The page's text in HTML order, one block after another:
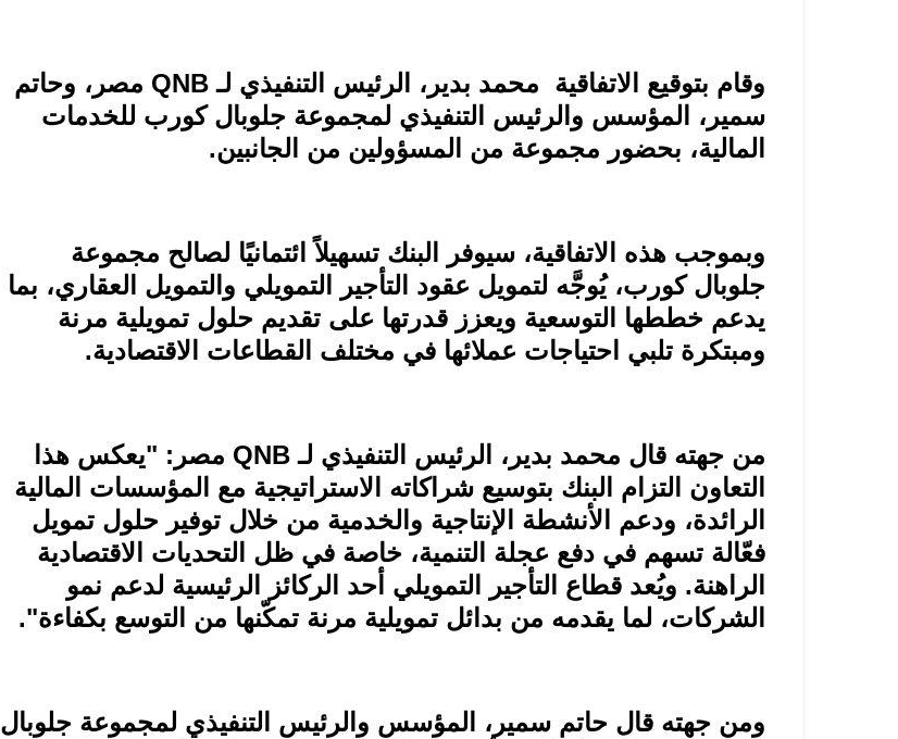
وقام بتوقيع الاتفاقية محمد بدير، الرئيس التنفيذي لـQNB مصر، وحاتم
سمير، المؤسس والرئيس التنفيذي لمجموعة جلوبال كورب للخدمات
المالية، بحضور مجموعة من المسؤولين من الجانبين.
وبموجب هذه الاتفاقية، سيوفر البنك تسهيلاً ائتمانيًا لصالح مجموعة
جلوبال كورب، يُوجَّه لتمويل عقود التأجير التمويلي والتمويل العقاري، بما
يدعم خططها التوسعية ويعزز قدرتها على تقديم حلول تمويلية مرنة
ومبتكرة تلبي احتياجات عملائها في مختلف القطاعات الاقتصادية.
من جهته قال محمد بدير، الرئيس التنفيذي لـQNB مصر: "يعكس هذا
التعاون التزام البنك بتوسيع شراكاته الاستراتيجية مع المؤسسات المالية
الرائدة، ودعم الأنشطة الإنتاجية والخدمية من خلال توفير حلول تمويل
فعّالة تسهم في دفع عجلة التنمية، خاصة في ظل التحديات الاقتصادية
الراهنة. ويُعد قطاع التأجير التمويلي أحد الركائز الرئيسية لدعم نمو
الشركات، لما يقدمه من بدائل تمويلية مرنة تمكّنها من التوسع بكفاءة."
ومن جهته قال حاتم سمير، المؤسس والرئيس التنفيذي لمجموعة جلوبال